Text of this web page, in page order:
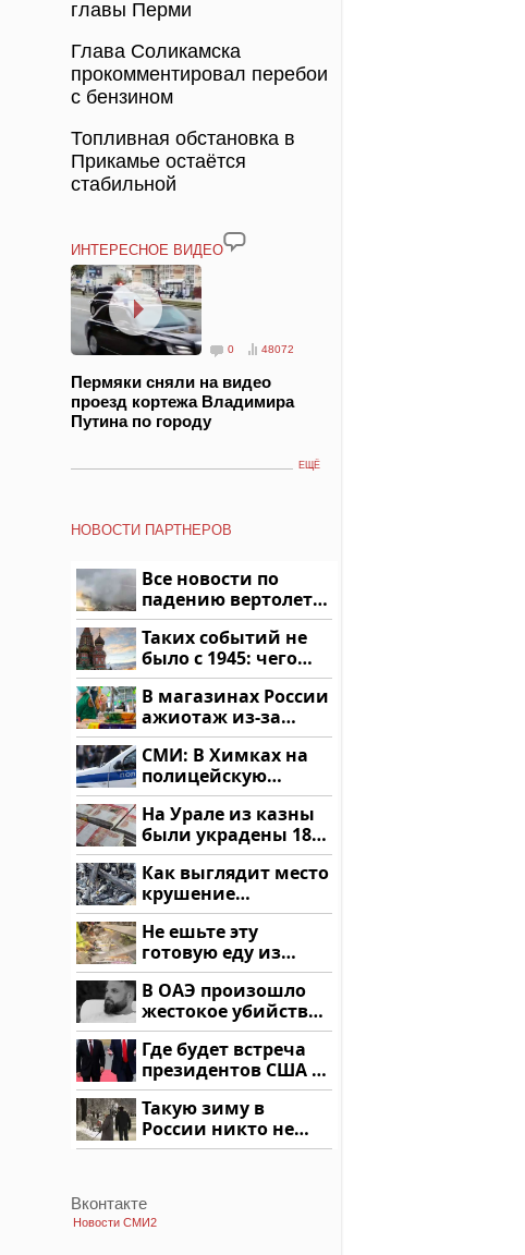
главы Перми
Глава Соликамска
прокомментировал перебои
с бензином
Топливная обстановка в
Прикамье остаётся
стабильной
ИНТЕРЕСНОЕ ВИДЕО
0 48072
Пермяки сняли на видео
проезд кортежа Владимира
Путина по городу
ЕЩЁ
НОВОСТИ ПАРТНЕРОВ
Все новости по
падению вертолета
на Кавказе: читать
здесь
Таких событий не
было с 1945: чего
ждать всем нам?
В магазинах России
ажиотаж из-за
этого продукта: что
купить?
СМИ: В Химках на
полицейскую
машину напали и
подожгли.
На Урале из казны
были украдены 18
миллионов рублей
Как выглядит место
крушение
вертолета на
Кавказе: смотреть
Не ешьте эту
готовую еду из
магазина: список
В ОАЭ произошло
жестокое убийство
криптомиллионера
Где будет встреча
президентов США и
России: Европа?
Такую зиму в
России никто не
ждал: как так?!
Вконтакте
Новости СМИ2